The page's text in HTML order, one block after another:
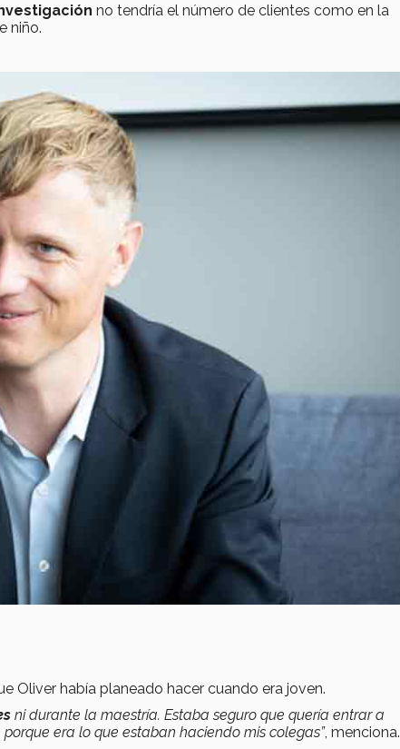
no tendría el número de clientes como en la
niño.
Oliver había planeado hacer cuando era joven.
ni durante la maestría. Estaba seguro que quería entrar a
era lo que estaban haciendo mis colegas”, menciona.